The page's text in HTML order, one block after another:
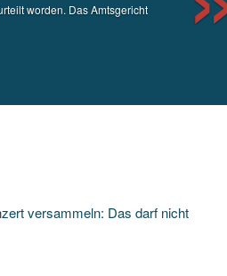
worden. Das Amtsgericht
versammeln: Das darf nicht